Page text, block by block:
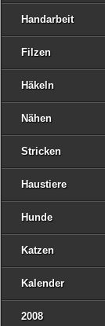
Handarbeit
Filzen
Häkeln
Nähen
Stricken
Haustiere
Hunde
Katzen
Kalender
2008